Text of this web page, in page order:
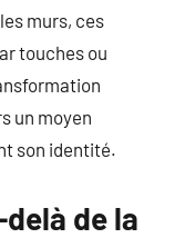
murs, ces
touches ou
un moyen
son identité.
de la